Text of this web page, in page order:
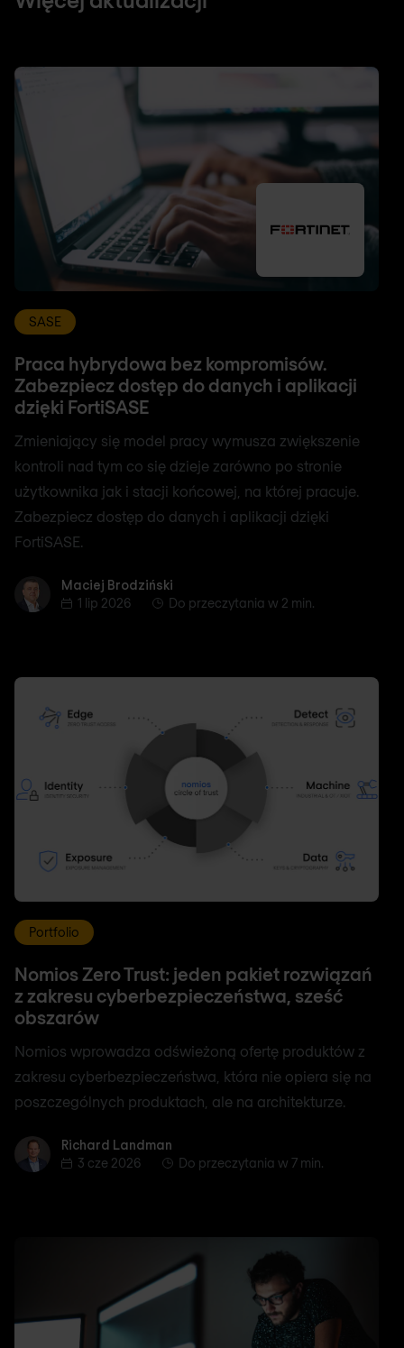
SASE
Praca hybrydowa bez kompromisów.
Zabezpiecz dostęp do danych i aplikacji
dzięki FortiSASE
Zmieniający się model pracy wymusza zwiększenie
kontroli nad tym co się dzieje zarówno po stronie
użytkownika jak i stacji końcowej, na której pracuje.
Zabezpiecz dostęp do danych i aplikacji dzięki
FortiSASE.
Maciej Brodziński
Maciej Brodziński
1 lip 2026
Do przeczytania w 2 min.
Portfolio
Nomios Zero Trust: jeden pakiet rozwiązań
z zakresu cyberbezpieczeństwa, sześć
obszarów
Nomios wprowadza odświeżoną ofertę produktów z
zakresu cyberbezpieczeństwa, która nie opiera się na
poszczególnych produktach, ale na architekturze.
Richard Landman
Richard Landman
3 cze 2026
Do przeczytania w 7 min.